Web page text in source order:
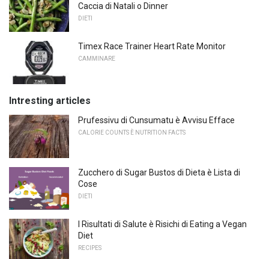
Caccia di Natali o Dinner
DIETI
Timex Race Trainer Heart Rate Monitor
CAMMINARE
Intresting articles
Prufessivu di Cunsumatu è Avvisu Efface
CALORIE COUNTS È NUTRITION FACTS
Zucchero di Sugar Bustos di Dieta è Lista di
Cose
DIETI
I Risultati di Salute è Risichi di Eating a Vegan
Diet
RECIPES